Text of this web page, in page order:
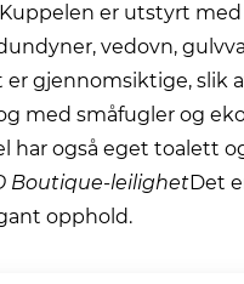
er utstyrt
vedovn,
gjennomsiktige, slik
med småfugler og
har også eget toalett
Boutique-leilighetDet
opphold.